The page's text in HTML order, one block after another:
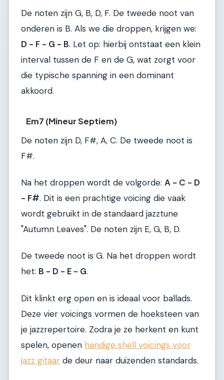
De noten zijn G, B, D, F. De tweede noot van
onderen is B. Als we die droppen, krijgen we:
D - F - G - B. Let op: hierbij ontstaat een klein
interval tussen de F en de G, wat zorgt voor
die typische spanning in een dominant
akkoord.
Em7 (Mineur Septiem)
De noten zijn D, F#, A, C. De tweede noot is
F#.
Na het droppen wordt de volgorde: A - C - D
- F#. Dit is een prachtige voicing die vaak
wordt gebruikt in de standaard jazztune
"Autumn Leaves". De noten zijn E, G, B, D.
De tweede noot is G. Na het droppen wordt
het: B - D - E - G.
Dit klinkt erg open en is ideaal voor ballads.
Deze vier voicings vormen de hoeksteen van
je jazzrepertoire. Zodra je ze herkent en kunt
spelen, openen handige shell voicings voor
jazz gitaar de deur naar duizenden standards.